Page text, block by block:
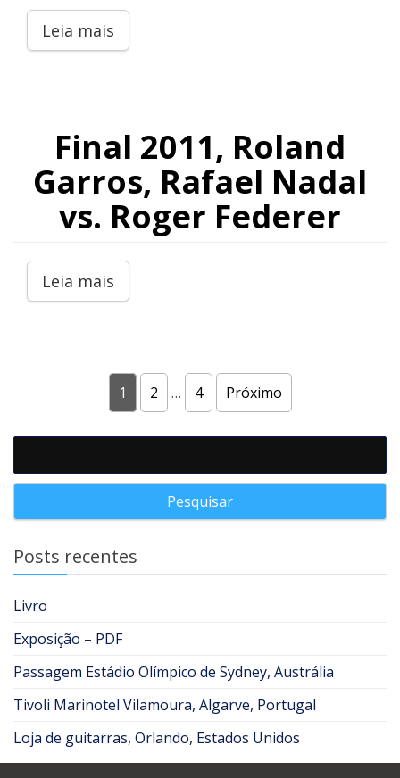
Leia mais
Final 2011, Roland
Garros, Rafael Nadal
vs. Roger Federer
Leia mais
Navegação por posts
1 2 … 4 Próximo
Posts recentes
Livro
Exposição – PDF
Passagem Estádio Olímpico de Sydney, Austrália
Tivoli Marinotel Vilamoura, Algarve, Portugal
Loja de guitarras, Orlando, Estados Unidos